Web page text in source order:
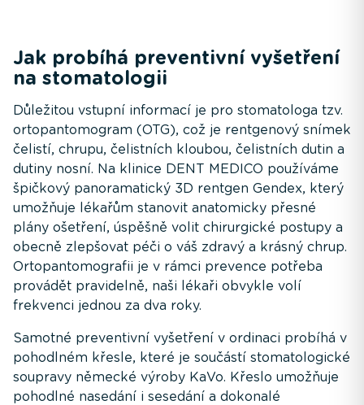
Jak probíhá preventivní vyšetření
na stomatologii
Důležitou vstupní informací je pro stomatologa tzv.
ortopantomogram (OTG), což je rentgenový snímek
čelistí, chrupu, čelistních kloubou, čelistních dutin a
dutiny nosní. Na klinice DENT MEDICO používáme
špičkový panoramatický 3D rentgen Gendex, který
umožňuje lékařům stanovit anatomicky přesné
plány ošetření, úspěšně volit chirurgické postupy a
obecně zlepšovat péči o váš zdravý a krásný chrup.
Ortopantomografii je v rámci prevence potřeba
provádět pravidelně, naši lékaři obvykle volí
frekvenci jednou za dva roky.
Samotné preventivní vyšetření v ordinaci probíhá v
pohodlném křesle, které je součástí stomatologické
soupravy německé výroby KaVo. Křeslo umožňuje
pohodlné nasedání i sesedání a dokonalé